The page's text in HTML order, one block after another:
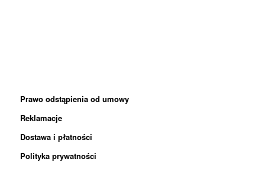
Prawo odstąpienia od umowy
Reklamacje
Dostawa i płatności
Polityka prywatności